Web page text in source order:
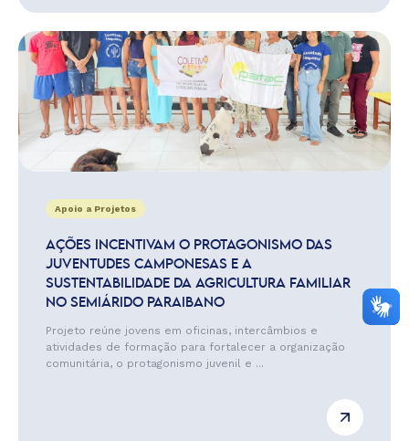
Apoio a Projetos
AÇÕES INCENTIVAM O PROTAGONISMO DAS
JUVENTUDES CAMPONESAS E A
SUSTENTABILIDADE DA AGRICULTURA FAMILIAR
NO SEMIÁRIDO PARAIBANO
Projeto reúne jovens em oficinas, intercâmbios e
atividades de formação para fortalecer a organização
comunitária, o protagonismo juvenil e ...